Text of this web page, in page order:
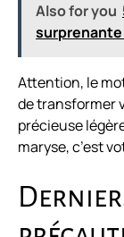
Also for you
surprenante
Attention, le
de transformer
précieuse
maryse, c’est